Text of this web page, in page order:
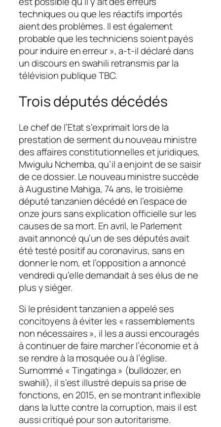
techniques ou que les réactifs importés
aient des problèmes. Il est également
probable que les techniciens soient payés
pour induire en erreur », a-t-il déclaré dans
un discours en swahili retransmis par la
télévision publique TBC.
Trois députés décédés
Le chef de l’Etat s’exprimait lors de la
prestation de serment du nouveau ministre
des affaires constitutionnelles et juridiques,
Mwigulu Nchemba, qu’il a enjoint de se saisir
de ce dossier. Le nouveau ministre succède
à Augustine Mahiga, 74 ans, le troisième
député tanzanien décédé en l’espace de
onze jours sans explication officielle sur les
causes de sa mort. En avril, le Parlement
avait annoncé qu’un de ses députés avait
été testé positif au coronavirus, sans en
donner le nom, et l’opposition a annoncé
vendredi qu’elle demandait à ses élus de ne
plus y siéger.
Si le président tanzanien a appelé ses
concitoyens à éviter les « rassemblements
non nécessaires », il les a aussi encouragés
à continuer de faire marcher l’économie et à
se rendre à la mosquée ou à l’église.
Surnommé « Tingatinga » (bulldozer, en
swahili), il s’est illustré depuis sa prise de
fonctions, en 2015, en se montrant inflexible
dans la lutte contre la corruption, mais il est
aussi critiqué pour son autoritarisme.